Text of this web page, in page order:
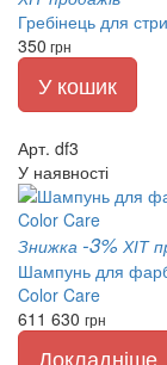
Гребінець для
350 грн
У кошик
Арт. df3
У наявності
Знижка -3% ХІТ
Шампунь для
Color Care
611 630 грн
Докладніше